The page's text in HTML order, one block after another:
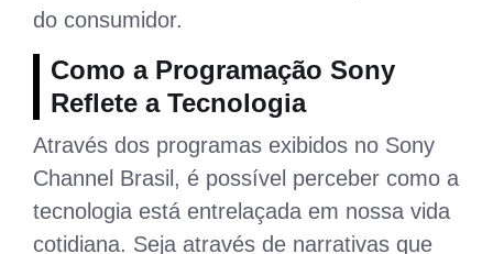
do consumidor.
Como a Programação Sony
Reflete a Tecnologia
Através dos programas exibidos no Sony
Channel Brasil, é possível perceber como a
tecnologia está entrelaçada em nossa vida
cotidiana. Seja através de narrativas que